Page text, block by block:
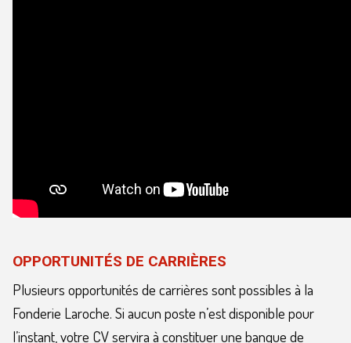
OPPORTUNITÉS DE CARRIÈRES
Plusieurs opportunités de carrières sont possibles à la
Fonderie Laroche. Si aucun poste n’est disponible pour
l’instant, votre CV servira à constituer une banque de